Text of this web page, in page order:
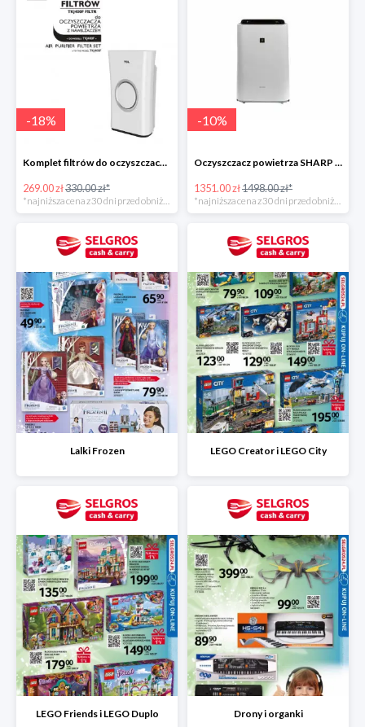
-18%
Komplet filtrów do oczyszczacza TCL TKJ400F -19%
269.00 zł330.00 zł*
-10%
Oczyszczacz powietrza SHARP KC-D40EU-W -10%
1351.00 zł1498.00 zł*
Lalki Frozen LEGO Creator i LEGO City
LEGO Friends i LEGO Duplo Drony i organki